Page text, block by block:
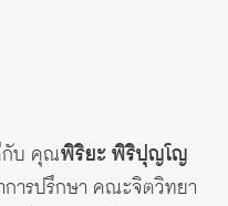
กับ คุณพิริยะ พิริปุญโญ
ารปรึกษา คณะจิตวิทยา